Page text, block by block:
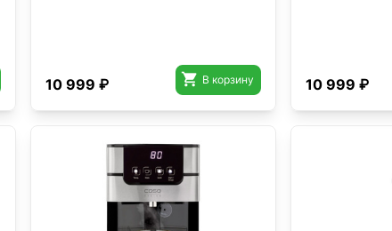
10 999 ₽  В корзину 10 999 ₽